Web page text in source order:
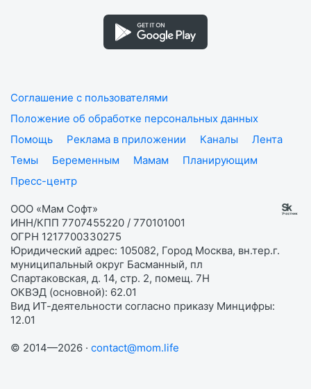
Соглашение с пользователями
Положение об обработке персональных данных
Помощь
Реклама в приложении Каналы
Лента
Темы
Беременным Мамам
Планирующим
Пресс-центр
ООО «Мам Софт»
ИНН/КПП 7707455220 / 770101001
ОГРН 1217700330275
Юридический адрес: 105082, Город Москва, вн.тер.г.
муниципальный округ Басманный, пл
Спартаковская, д. 14, стр. 2, помещ. 7Н
ОКВЭД (основной): 62.01
Вид ИТ-деятельности согласно приказу Минцифры:
12.01
© 2014—2026 · contact@mom.life